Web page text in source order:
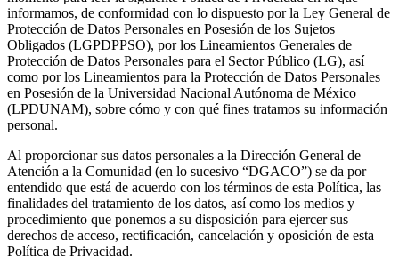
informamos, de conformidad con lo dispuesto por la Ley General de
Protección de Datos Personales en Posesión de los Sujetos
Obligados (LGPDPPSO), por los Lineamientos Generales de
Protección de Datos Personales para el Sector Público (LG), así
como por los Lineamientos para la Protección de Datos Personales
en Posesión de la Universidad Nacional Autónoma de México
(LPDUNAM), sobre cómo y con qué fines tratamos su información
personal.
Al proporcionar sus datos personales a la Dirección General de
Atención a la Comunidad (en lo sucesivo “DGACO”) se da por
entendido que está de acuerdo con los términos de esta Política, las
finalidades del tratamiento de los datos, así como los medios y
procedimiento que ponemos a su disposición para ejercer sus
derechos de acceso, rectificación, cancelación y oposición de esta
Política de Privacidad.